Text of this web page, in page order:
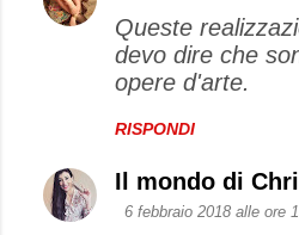
Queste
devo dire che
opere d'arte.
RISPONDI
Il mondo di Chri
6 febbraio 2018 alle ore